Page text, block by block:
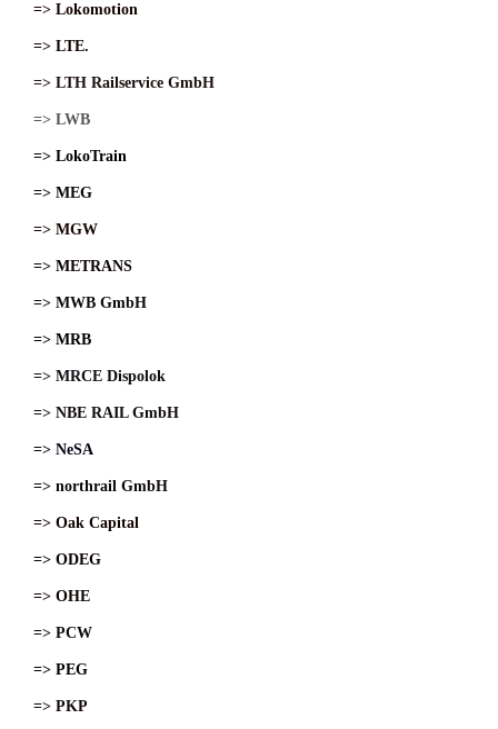
=> Lokomotion
=> LTE.
=> LTH Railservice GmbH
=> LWB
=> LokoTrain
=> MEG
=> MGW
=> METRANS
=> MWB GmbH
=> MRB
=> MRCE Dispolok
=> NBE RAIL GmbH
=> NeSA
=> northrail GmbH
=> Oak Capital
=> ODEG
=> OHE
=> PCW
=> PEG
=> PKP